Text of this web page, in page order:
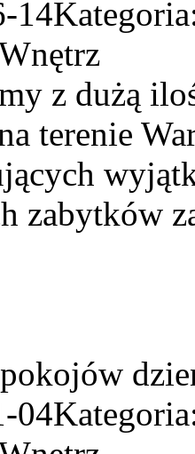
14
z dużą
terenie
zabytków
04